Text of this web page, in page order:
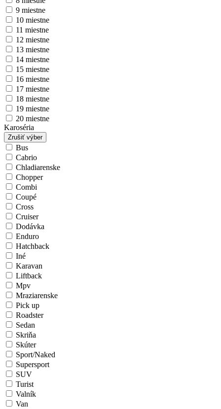
9 miestne
10 miestne
11 miestne
12 miestne
13 miestne
14 miestne
15 miestne
16 miestne
17 miestne
18 miestne
19 miestne
20 miestne
Karoséria
Zrušiť výber
Bus
Cabrio
Chladiarenske
Chopper
Combi
Coupé
Cross
Cruiser
Dodávka
Enduro
Hatchback
Iné
Karavan
Liftback
Mpv
Mraziarenske
Pick up
Roadster
Sedan
Skriňa
Skúter
Sport/Naked
Supersport
SUV
Turist
Valník
Van